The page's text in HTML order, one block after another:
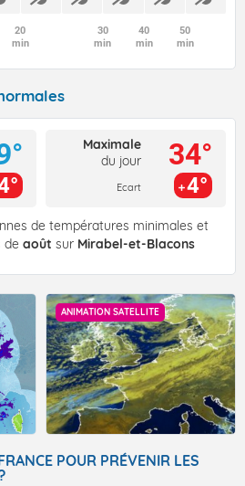
20
min
30
min
40
min
50
min
Maximale
du jour
Ecart
34°
4°
de températures minimales et
de août sur Mirabel-et-Blacons
ANIMATION SATELLITE
POUR PRÉVENIR LES